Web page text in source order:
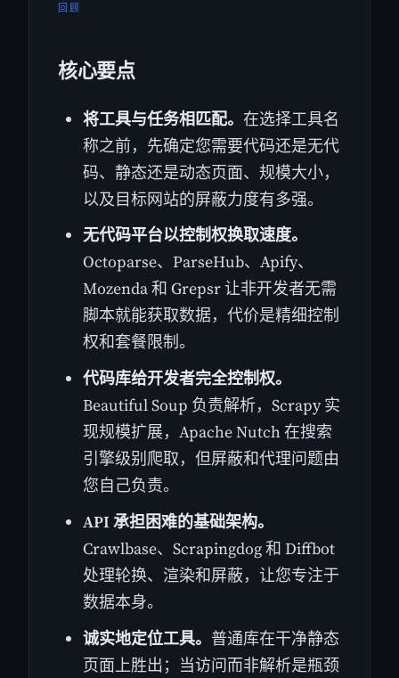
回顾
核心要点
将工具与任务相匹配。 在选择工具名
称之前，先确定您需要代码还是无代
码、静态还是动态页面、规模大小，
以及目标网站的屏蔽力度有多强。
无代码平台以控制权换取速度。
Octoparse、ParseHub、Apify、
Mozenda 和 Grepsr 让非开发者无需
脚本就能获取数据，代价是精细控制
权和套餐限制。
代码库给开发者完全控制权。
Beautiful Soup 负责解析，Scrapy 实
现规模扩展，Apache Nutch 在搜索
引擎级别爬取，但屏蔽和代理问题由
您自己负责。
API 承担困难的基础架构。
Crawlbase、Scrapingdog 和 Diffbot
处理轮换、渲染和屏蔽，让您专注于
数据本身。
诚实地定位工具。 普通库在干净静态
页面上胜出；当访问而非解析是瓶颈